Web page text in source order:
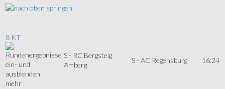
8 KT
mehr
S - RC Bergsteig
Amberg
S - AC Regensburg 16:24